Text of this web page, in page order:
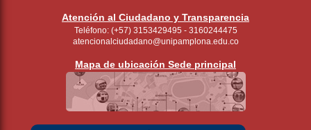
Atención al Ciudadano y Transparencia
Teléfono: (+57) 3153429495 - 3160244475
atencionalciudadano@unipamplona.edu.co
Mapa de ubicación Sede principal